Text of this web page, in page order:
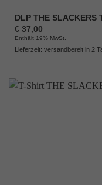
DLP THE
€37,00
Enthält 19% MwSt.
Lieferzeit: versandbereit in 2